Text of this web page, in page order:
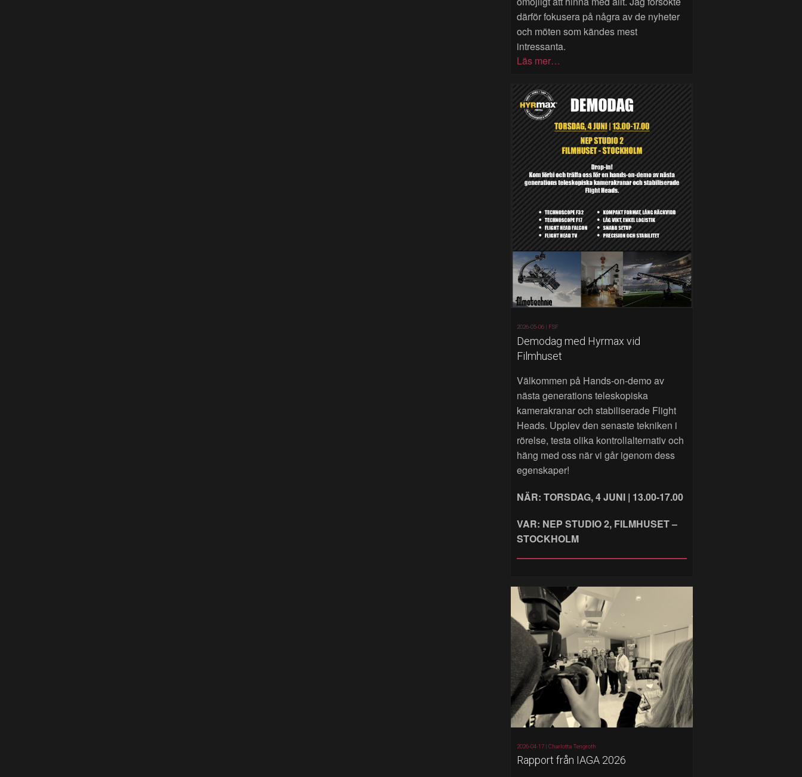
därför fokusera på några av de nyheter
och möten som kändes mest
intressanta.
Läs mer…
2026-05-06 | FSF
Demodag med Hyrmax vid
Filmhuset
Välkommen på Hands‑on‑demo av
nästa generations teleskopiska
kamerakranar och stabiliserade Flight
Heads. Upplev den senaste tekniken i
rörelse, testa olika kontrollalternativ och
häng med oss när vi går igenom dess
egenskaper!
NÄR: TORSDAG, 4 JUNI | 13.00-17.00
VAR: NEP STUDIO 2, FILMHUSET –
STOCKHOLM
2026-04-17 |Charlotta Tengroth
Rapport från IAGA 2026